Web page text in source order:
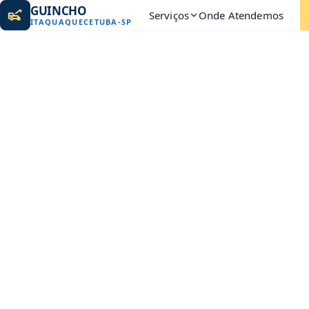
GUINCHO
ITAQUAQUECETUBA-SP Serviços Onde Atendemos